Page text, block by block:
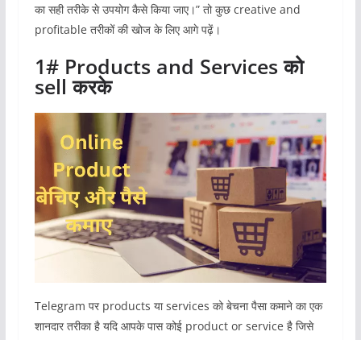
का सही तरीके से उपयोग कैसे किया जाए।” तो कुछ creative and
profitable तरीकों की खोज के लिए आगे पढ़ें।
1# Products and Services को
sell करके
Telegram पर products या services को बेचना पैसा कमाने का एक
शानदार तरीका है यदि आपके पास कोई product or service है जिसे